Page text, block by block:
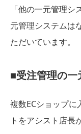
「他の一元管理
元管理システムは
ただいています。
■受注管理の一
複数ECショップ
トをアシスト店長